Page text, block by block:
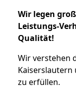
Wir legen
Leistungs-
Qualität!
Wir verstehen
Kaiserslautern
zu erfüllen.